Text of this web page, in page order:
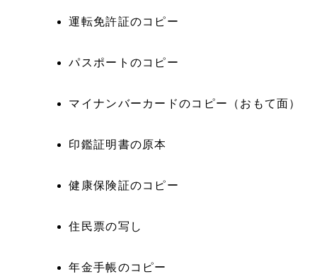
運転免許証のコピー
パスポートのコピー
マイナンバーカードのコピー（おもて面）
印鑑証明書の原本
健康保険証のコピー
住民票の写し
年金手帳のコピー